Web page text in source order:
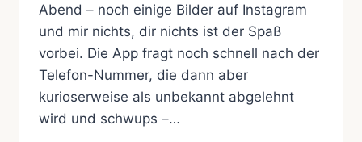
Abend – noch einige Bilder auf Instagram
und mir nichts, dir nichts ist der Spaß
vorbei. Die App fragt noch schnell nach der
Telefon-Nummer, die dann aber
kurioserweise als unbekannt abgelehnt
wird und schwups –…